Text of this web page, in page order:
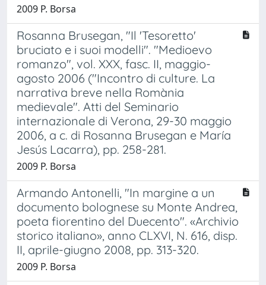
2009 P. Borsa
Rosanna Brusegan, "Il 'Tesoretto'
bruciato e i suoi modelli". "Medioevo
romanzo", vol. XXX, fasc. II, maggio-
agosto 2006 ("Incontro di culture. La
narrativa breve nella Romània
medievale". Atti del Seminario
internazionale di Verona, 29-30 maggio
2006, a c. di Rosanna Brusegan e María
Jesús Lacarra), pp. 258-281.
2009 P. Borsa
Armando Antonelli, "In margine a un
documento bolognese su Monte Andrea,
poeta fiorentino del Duecento". «Archivio
storico italiano», anno CLXVI, N. 616, disp.
II, aprile-giugno 2008, pp. 313-320.
2009 P. Borsa